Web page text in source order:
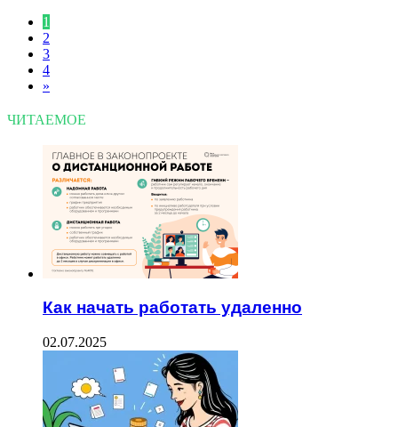
1
2
3
4
»
ЧИТАЕМОЕ
Как начать работать удаленно
02.07.2025